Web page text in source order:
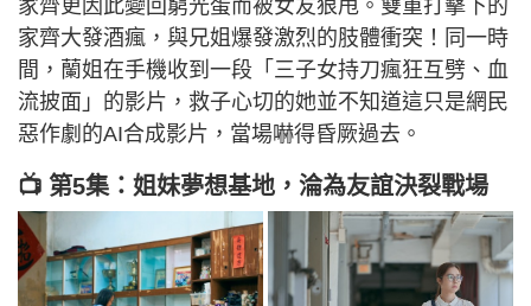
家齊更因此變回窮光蛋而被女友狠甩。雙重打擊下的
家齊大發酒瘋，與兄姐爆發激烈的肢體衝突！同一時
間，蘭姐在手機收到一段「三子女持刀瘋狂互劈、血
流披面」的影片，救子心切的她並不知道這只是網民
惡作劇的AI合成影片，當場嚇得昏厥過去。
📺 第5集：姐妹夢想基地，淪為友誼決裂戰場